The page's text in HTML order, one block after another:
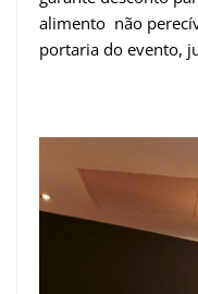
alimento não
portaria do evento,